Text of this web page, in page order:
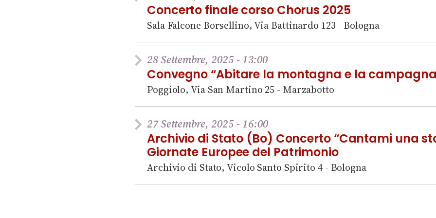
Concerto finale corso Chorus 2025
Sala Falcone Borsellino, Via Battinardo 123 - Bologna
28 Settembre, 2025 - 13:00
Convegno “Abitare la montagna e la
Poggiolo, Via San Martino 25 - Marzabotto
27 Settembre, 2025 - 16:00
Archivio di Stato (Bo) Concerto “Cantami una
Giornate Europee del Patrimonio
Archivio di Stato, Vicolo Santo Spirito 4 - Bologna